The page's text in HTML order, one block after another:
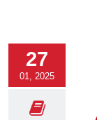
27
01, 2025